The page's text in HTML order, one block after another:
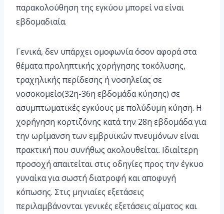
παρακολούθηση της εγκύου μπορεί να είναι
εβδομαδιαία.
Γενικά, δεν υπάρχει ομοφωνία όσον αφορά στα
θέματα προληπτικής χορήγησης τοκόλυσης,
τραχηλικής περίδεσης ή νοσηλείας σε
νοσοκομείο(32η-36η εβδομάδα κύησης) σε
ασυμπτωματικές εγκύους με πολύδυμη κύηση. Η
χορήγηση κορτιζόνης κατά την 28η εβδομάδα για
την ωρίμανση των εμβρυϊκών πνευμόνων είναι
πρακτική που συνήθως ακολουθείται. Ιδιαίτερη
προσοχή απαιτείται στις οδηγίες προς την έγκυο
γυναίκα για σωστή διατροφή και αποφυγή
κόπωσης. Στις μηνιαίες εξετάσεις
περιλαμβάνονται γενικές εξετάσεις αίματος και